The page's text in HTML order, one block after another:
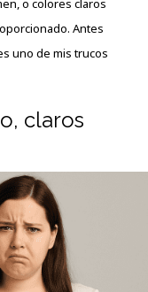
o colores claros
Antes
uno de mis trucos
claros